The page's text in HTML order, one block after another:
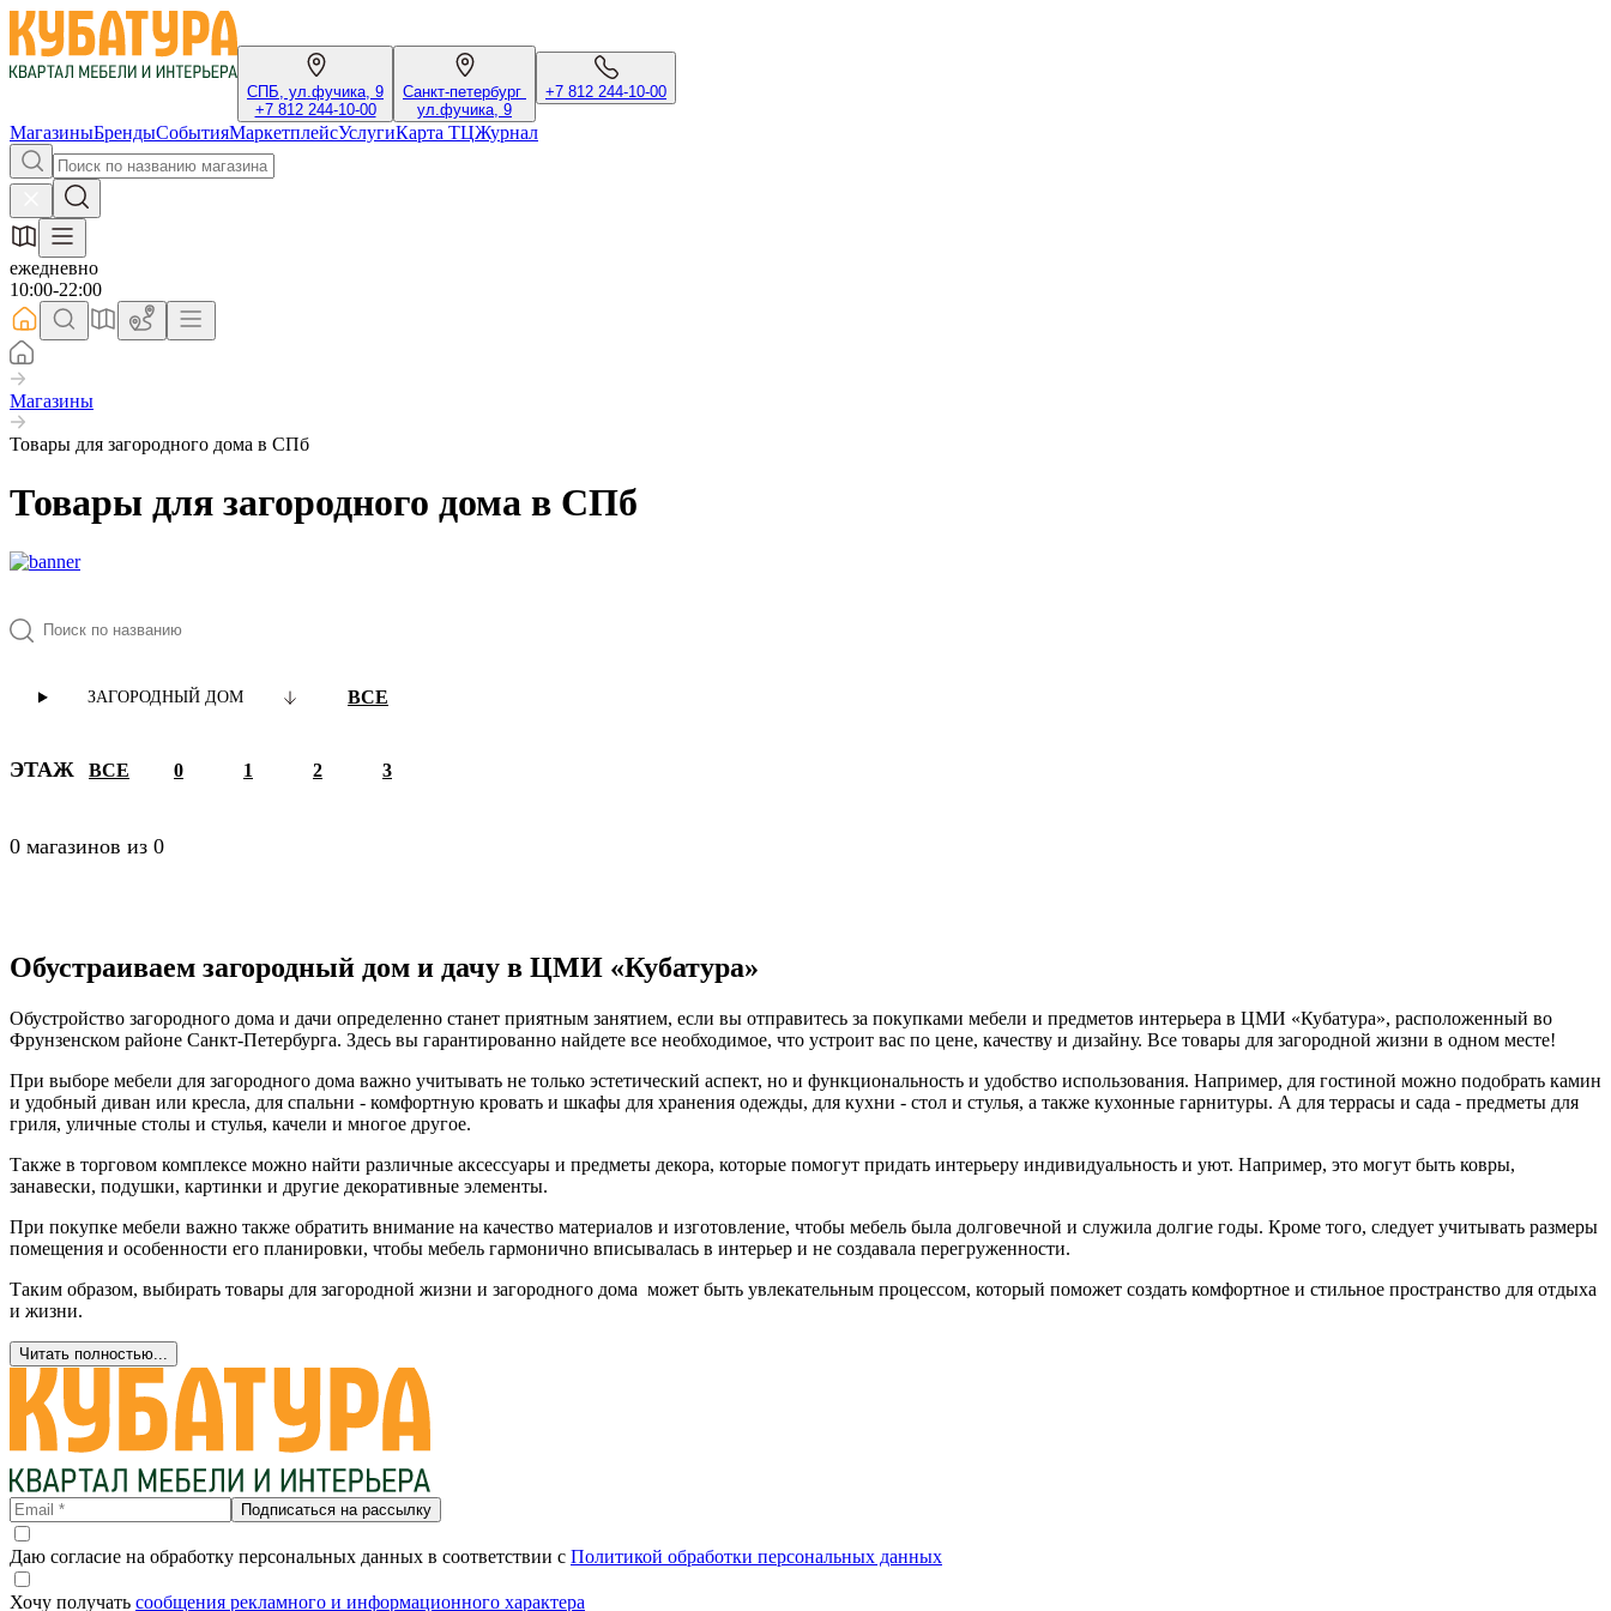
СПБ, ул.фучика, 9
+7 812 244-10-00
Санкт-петербург
ул.фучика, 9
+7 812 244-10-00
МагазиныБрендыСобытияМаркетплейсУслугиКарта ТЦЖурнал
ежедневно
10:00-22:00
Магазины
Товары для загородного дома в СПб
Товары для загородного дома в СПб
ЗАГОРОДНЫЙ ДОМ ВСЕ
ЭТАЖ ВСЕ 0 1 2 3
0 магазинов из 0
Обустраиваем загородный дом и дачу в ЦМИ «Кубатура»
Обустройство загородного дома и дачи определенно станет приятным занятием, если вы отправитесь за покупками мебели и предметов интерьера в ЦМИ «Кубатура», расположенный во
Фрунзенском районе Санкт-Петербурга. Здесь вы гарантированно найдете все необходимое, что устроит вас по цене, качеству и дизайну. Все товары для загородной жизни в одном месте!
При выборе мебели для загородного дома важно учитывать не только эстетический аспект, но и функциональность и удобство использования. Например, для гостиной можно подобрать камин
и удобный диван или кресла, для спальни - комфортную кровать и шкафы для хранения одежды, для кухни - стол и стулья, а также кухонные гарнитуры. А для террасы и сада - предметы для
гриля, уличные столы и стулья, качели и многое другое.
Также в торговом комплексе можно найти различные аксессуары и предметы декора, которые помогут придать интерьеру индивидуальность и уют. Например, это могут быть ковры,
занавески, подушки, картинки и другие декоративные элементы.
При покупке мебели важно также обратить внимание на качество материалов и изготовление, чтобы мебель была долговечной и служила долгие годы. Кроме того, следует учитывать размеры
помещения и особенности его планировки, чтобы мебель гармонично вписывалась в интерьер и не создавала перегруженности.
Таким образом, выбирать товары для загородной жизни и загородного дома может быть увлекательным процессом, который поможет создать комфортное и стильное пространство для отдыха
и жизни.
Читать полностью...
Подписаться на рассылку
Даю согласие на обработку персональных данных в соответствии с Политикой обработки персональных данных
Хочу получать сообщения рекламного и информационного характера